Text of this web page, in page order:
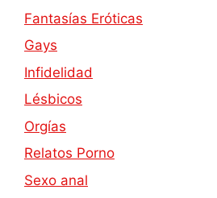
Fantasías Eróticas
Gays
Infidelidad
Lésbicos
Orgías
Relatos Porno
Sexo anal